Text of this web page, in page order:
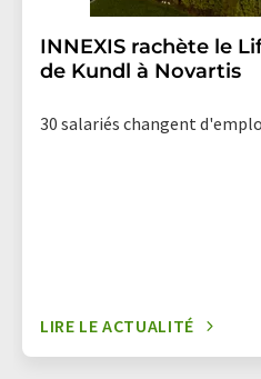
INNEXIS rachète le
de Kundl à Novartis
30 salariés changent
LIRE LE ACTUALITÉ